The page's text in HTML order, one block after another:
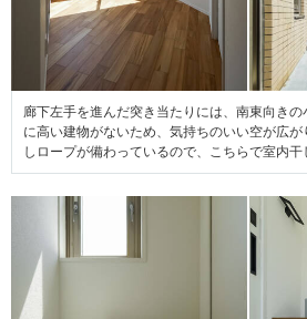
廊下左手を進んだ突き当たりには、南東向き
に高い建物がないため、気持ちのいい空が広
しロープが備わっているので、こちらで室内干